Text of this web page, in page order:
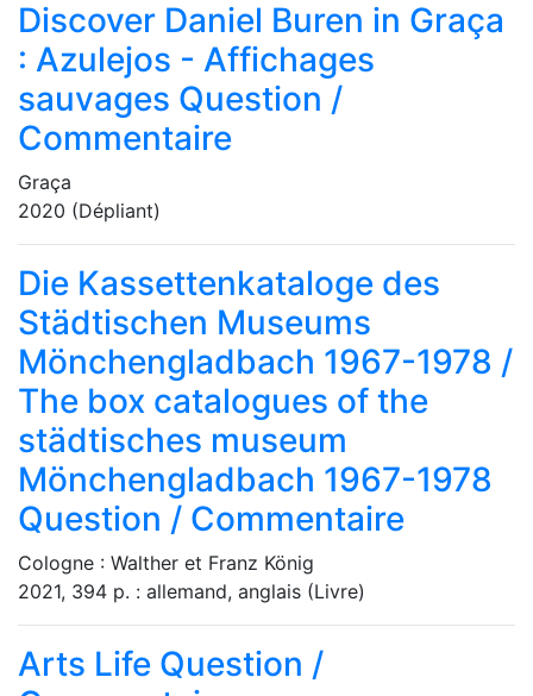
Discover Daniel Buren in Graça
: Azulejos - Affichages
sauvages Question /
Commentaire
Graça
2020 (Dépliant)
Die Kassettenkataloge des
Städtischen Museums
Mönchengladbach 1967-1978 /
The box catalogues of the
städtisches museum
Mönchengladbach 1967-1978
Question / Commentaire
Cologne : Walther et Franz König
2021, 394 p. : allemand, anglais (Livre)
Arts Life Question /